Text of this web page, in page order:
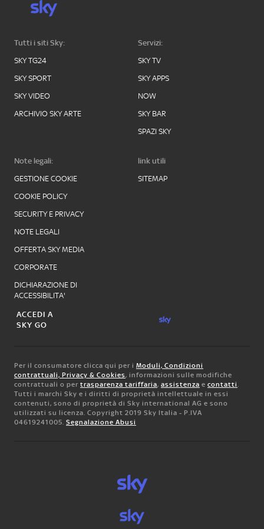
Tutti i siti Sky:
SKY TG24
SKY SPORT
SKY VIDEO
ARCHIVIO SKY ARTE
Servizi:
SKY TV
SKY APPS
NOW
SKY BAR
SPAZI SKY
Note legali:
GESTIONE COOKIE
COOKIE POLICY
SECURITY E PRIVACY
NOTE LEGALI
OFFERTA SKY MEDIA
CORPORATE
DICHIARAZIONE DI
ACCESSIBILITA'
link utili
SITEMAP
ACCEDI A
SKY GO
Per il consumatore clicca qui per i Moduli, Condizioni
contrattuali, Privacy & Cookies, informazioni sulle modifiche
contrattuali o per trasparenza tariffaria, assistenza e contatti.
Tutti i marchi Sky e i diritti di proprietà intellettuale in essi
contenuti, sono di proprietà di Sky international AG e sono
utilizzati su licenza. Copyright 2019 Sky Italia - P.IVA
04619241005. Segnalazione Abusi